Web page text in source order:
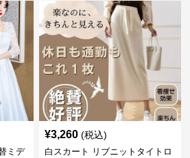
ミデ
¥3,260 (税込)
白スカート リブニットタイトロ